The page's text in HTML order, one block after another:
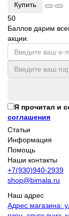
Купить
50
Баллов дарим
акции.
Я прочитал и
соглашения
Статьи
Информация
Помощь
Наши контакты
+7(930)940-2939
shop@bimala.ru
Наш адрес
Адрес магазина: